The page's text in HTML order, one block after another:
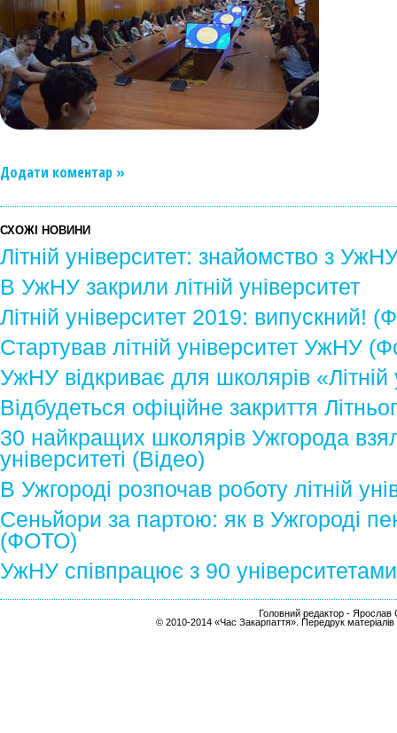
Додати коментар »
СХОЖІ НОВИНИ
Літній університет: знайомство з
В УжНУ закрили літній університет
Літній університет 2019: випускний!
Стартував літній університет УжНУ
УжНУ відкриває для школярів «Літній
Відбудеться офіційне закриття
30 найкращих школярів Ужгорода
університеті (Відео)
В Ужгороді розпочав роботу літній
Сеньйори за партою: як в Ужгороді
(ФОТО)
УжНУ співпрацює з 90 університетами
Головний редактор - Ярослав
© 2010-2014 «Час Закарпаття». Передрук